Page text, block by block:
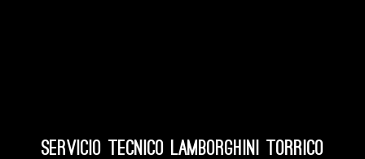
Servicio Tecnico Lamborghini Torrico